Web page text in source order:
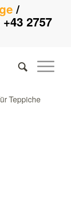
/
+43 2757
Teppiche